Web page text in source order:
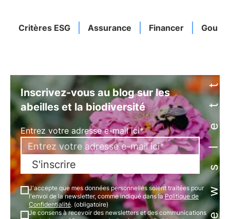
Critères ESG Assurance Financer Newsletter
Inscrivez-vous au blog sur les
abeilles et la biodiversité
Entrez votre adresse e-mail ici*
S'inscrire
J'accepte que mes données personnelles soient traitées pour
l'envoi de la newsletter, comme indiqué dans laPolitique de
Confidentialité. (obligatoire)
Je consens à recevoir des newsletters et des communications